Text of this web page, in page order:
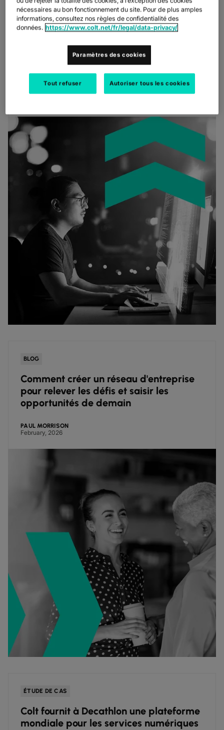
BLOG
Comment la sécurité stimule la
transformation des réseaux
PAUL MORRISON
BLOG
Comment créer un réseau d'entreprise
pour relever les défis et saisir les
opportunités de demain
PAUL MORRISON
February, 2026
ÉTUDE DE CAS
Colt fournit à Decathlon une plateforme
mondiale pour les services numériques
nécessaires au bon fonctionnement du site. Pour de plus amples
informations, consultez nos règles de confidentialité des
données. https://www.colt.net/fr/legal/data-privacy/
Paramètres des cookies
Tout refuser Autoriser tous les cookies